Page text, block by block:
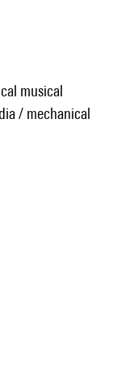
musical
/ mechanical